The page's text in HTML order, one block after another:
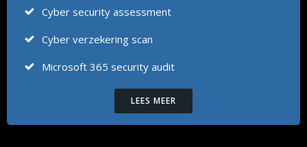
Cyber security assessment
Cyber verzekering scan
Microsoft 365 security audit
LEES MEER